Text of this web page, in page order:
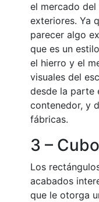
el mercado
exteriores. Ya
parecer algo
que es un
el hierro y el
visuales del
desde la parte
contenedor, y
fábricas.
3 –
Los
acabados
que le otorga